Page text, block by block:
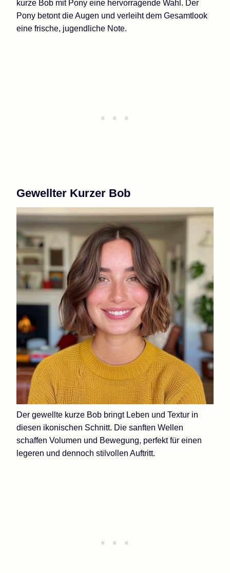
kurze Bob mit Pony eine hervorragende Wahl. Der
Pony betont die Augen und verleiht dem Gesamtlook
eine frische, jugendliche Note.
Gewellter Kurzer Bob
Der gewellte kurze Bob bringt Leben und Textur in
diesen ikonischen Schnitt. Die sanften Wellen
schaffen Volumen und Bewegung, perfekt für einen
legeren und dennoch stilvollen Auftritt.